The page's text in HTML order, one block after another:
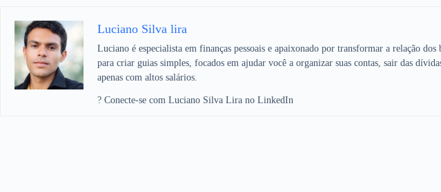
Luciano Silva lira
Luciano é especialista em finanças pessoais e apaixonado por transformar a relação
para criar guias simples, focados em ajudar você a organizar suas contas, sair das
apenas com altos salários.
? Conecte-se com Luciano Silva Lira no LinkedIn